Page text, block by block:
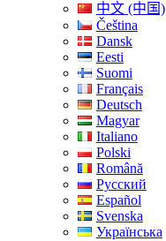
中文 (中国)
Čeština
Dansk
Eesti
Suomi
Français
Deutsch
Magyar
Italiano
Polski
Română
Русский
Español
Svenska
Українська